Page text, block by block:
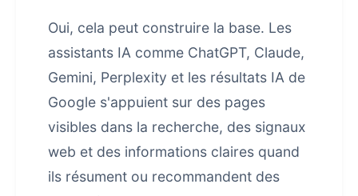
Oui, cela peut construire la base. Les
assistants IA comme ChatGPT, Claude,
Gemini, Perplexity et les résultats IA de
Google s'appuient sur des pages
visibles dans la recherche, des signaux
web et des informations claires quand
ils résument ou recommandent des